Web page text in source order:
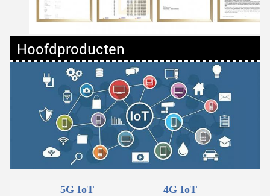
Hoofdproducten
5G IoT
4G IoT